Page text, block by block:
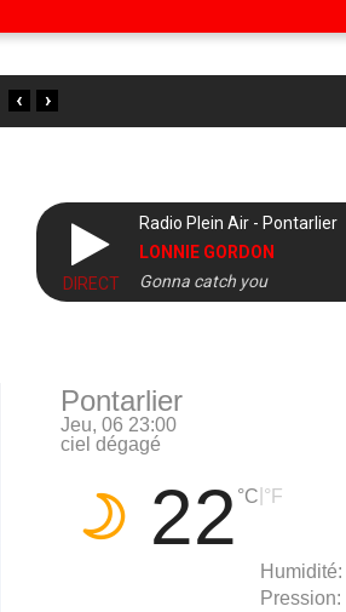
›
‹
DIRECT
Radio Plein Air - Pontarlier
LONNIE GORDON
Gonna catch you
Pontarlier
Jeu, 06 23:00
ciel dégagé
22 °C °F
Humidité:
Pression: